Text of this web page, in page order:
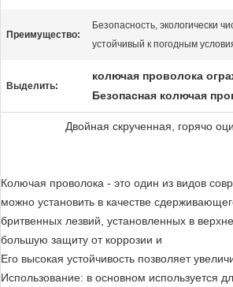
Преимущество:
Безопасность, экологически
устойчивый к погодным
Выделить:
колючая проволока
Безопасная колючая
Двойная скрученная, горячо
Колючая проволока - это один из видов
можно установить в качестве
бритвенных лезвий, установленных в
большую защиту от коррозии и
Его высокая устойчивость позволяет
Использование: в основном используется